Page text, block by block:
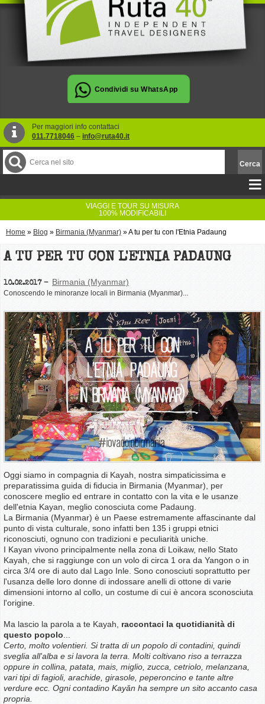
Per maggiori info contattaci
011.7718046 – info@ruta40.it
VIAGGI E TOUR SU MISURA
100% MODIFICABILI
Home » Blog » Birmania (Myanmar) »A tu per tu con l'Etnia Padaung
A TU PER TU CON L'ETNIA PADAUNG
10.02.2017 Birmania (Myanmar)
Conoscendo le minoranze locali in Birmania (Myanmar)...
Oggi siamo in compagnia di Kayah, nostra simpaticissima e
preparatissima guida di fiducia in Birmania (Myanmar), per
conoscere meglio ed entrare in contatto con la vita e le usanze
dell'etnia Kayan, meglio conosciuta come Padaung.
La Birmania (Myanmar) è un Paese estremamente affascinante dal
punto di vista culturale, sono infatti ben 135 i gruppi etnici
riconosciuti, ognuno con tradizioni e peculiarità uniche.
I Kayan vivono principalmente nella zona di Loikaw, nello Stato
Kayah, che si raggiunge con un volo di circa 1 ora da Yangon o in
circa 3/4 ore di auto dal Lago Inle. Sono conosciuti soprattutto per
l'usanza delle loro donne di indossare anelli di ottone di varie
dimensioni intorno al collo, un costume di cui è ancora sconosciuta
l'origine.
Ma lascio la parola a te Kayah, raccontaci la quotidianità di
questo popolo
Certo, molto volentieri. Si tratta di un popolo di contadini, quindi
sveglia all'alba e si lavora la terra. Molti coltivano riso a terrazza
oppure in collina, patata, mais, miglio, zucca, cetriolo, melanzana,
vari tipi di fagioli, arachide, girasole, peperoncino e tante altre
verdure ecc. Ogni contadino Kayăn ha sempre un sito accanto casa
propria.